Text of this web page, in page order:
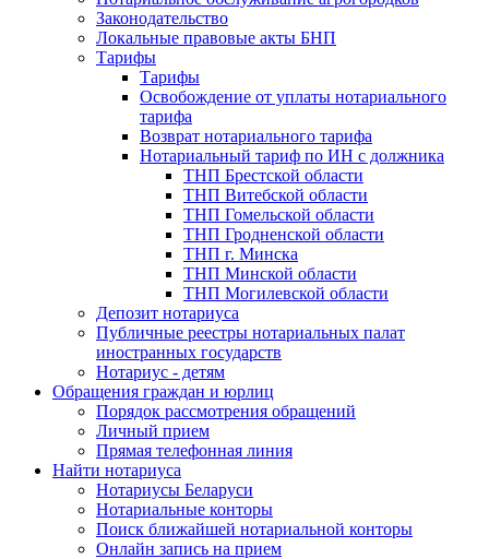
Законодательство
Локальные правовые акты БНП
Тарифы
Тарифы
Освобождение от уплаты нотариального
тарифа
Возврат нотариального тарифа
Нотариальный тариф по ИН с должника
ТНП Брестской области
ТНП Витебской области
ТНП Гомельской области
ТНП Гродненской области
ТНП г. Минска
ТНП Минской области
ТНП Могилевской области
Депозит нотариуса
Публичные реестры нотариальных палат
иностранных государств
Нотариус - детям
Обращения граждан и юрлиц
Порядок рассмотрения обращений
Личный прием
Прямая телефонная линия
Найти нотариуса
Нотариусы Беларуси
Нотариальные конторы
Поиск ближайшей нотариальной конторы
Онлайн запись на прием